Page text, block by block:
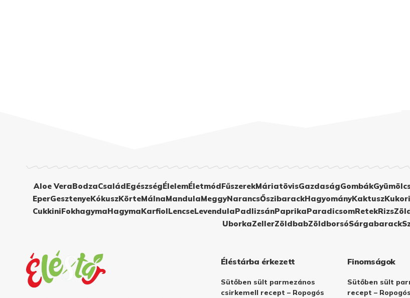
Aloe VeraBodzaCsaládEgészségÉlelemÉletmódFűszerekMáriatövisGazdaságGombák
EperGesztenyeKókuszKörteMálnaMandulaMeggyNarancsŐszibarackHagyományKaktusz
CukkiniFokhagymaHagymaKarfiolLencseLevendulaPadlizsánPaprikaParadicsomRetekRizs
UborkaZellerZöldbabZöldborsóSárgabarack
Éléstárba érkezett
Sütőben sült parmezános
csirkemell recept – Ropogós
Finomságok
Sütőben sült
recept –